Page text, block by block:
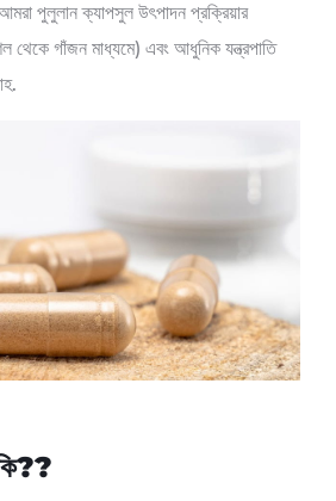
পুলুলান ক্যাপসুল উৎপাদন প্রক্রিয়ার
থেকে গাঁজন মাধ্যমে) এবং আধুনিক যন্ত্রপাতি